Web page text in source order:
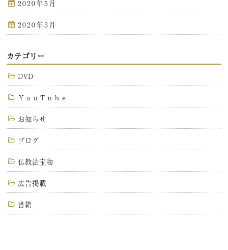
2020年5月
2020年3月
カテゴリー
DVD
ＹｏｕＴｕｂｅ
お知らせ
ブログ
仏教法宝物
広告掲載
書籍